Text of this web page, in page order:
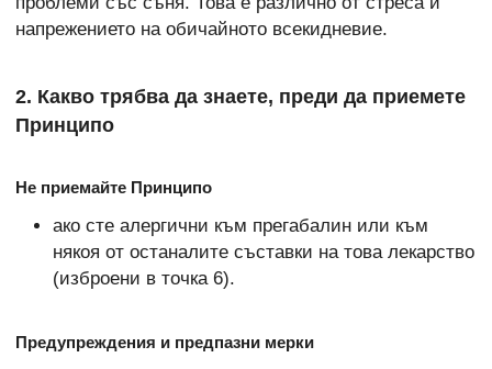
напрежението на обичайното всекидневие.
2. Какво трябва да знаете, преди да приемете
Принципо
Не приемайте Принципо
ако сте алергични към прегабалин или към
някоя от останалите съставки на това лекарство
(изброени в точка 6).
Предупреждения и предпазни мерки